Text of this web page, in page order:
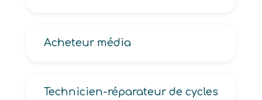
Acheteur média
Technicien-réparateur de cycles